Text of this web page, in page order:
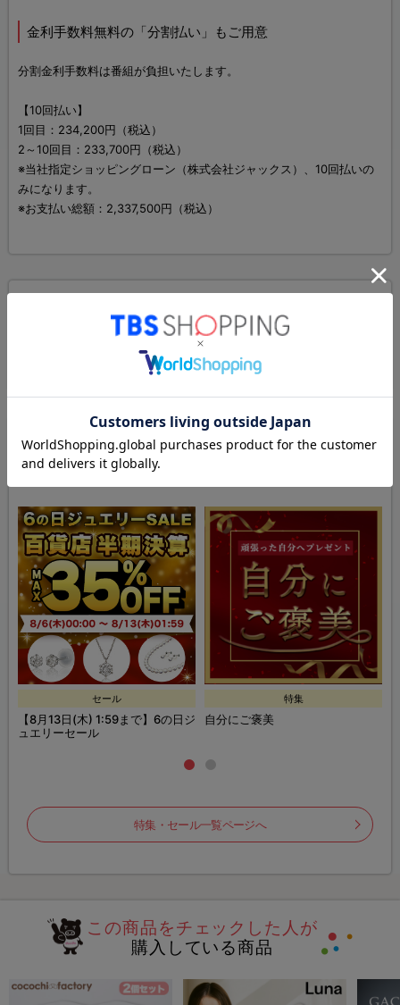
金利手数料無料の「分割払い」もご用意
分割金利手数料は番組が負担いたします。
【10回払い】
1回目：234,200円（税込）
2～10回目：233,700円（税込）
※当社指定ショッピングローン（株式会社ジャックス）、10回払いの
みになります。
※お支払い総額：2,337,500円（税込）
関連カテゴリ
ジュエリー・ファッション > その他ジュエリー
関連する
特集・セール
セール
【8月13日(木) 1:59まで】6の日ジ
ュエリーセール
特集
自分にご褒美
特集・セール一覧ページへ
この商品をチェックした人が
購入している商品